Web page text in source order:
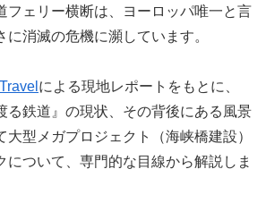
フェリー横断は、ヨーロッパ唯一と言
に消滅の危機に瀕しています。
による現地レポートをもとに、
る鉄道』の現状、その背後にある風景
大型メガプロジェクト（海峡橋建設）
について、専門的な目線から解説しま